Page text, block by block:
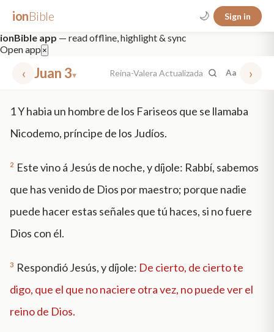
ionBible 🌙 Sign in
ionBible app — read offline, highlight & sync
Open app ×
‹ Juan 3▾ Reina-Valera Actualizada Aa ›
mt 5 nt faith "peace that passeth"
1Y habia un hombre de los Fariseos que se llamaba
Nicodemo, príncipe de los Judíos.
2 Este vino á Jesús de noche, y díjole: Rabbí, sabemos
que has venido de Dios por maestro; porque nadie
puede hacer estas señales que tú haces, si no fuere
Dios con él.
3 Respondió Jesús, y díjole: De cierto, de cierto te
digo, que el que no naciere otra vez, no puede ver el
reino de Dios.